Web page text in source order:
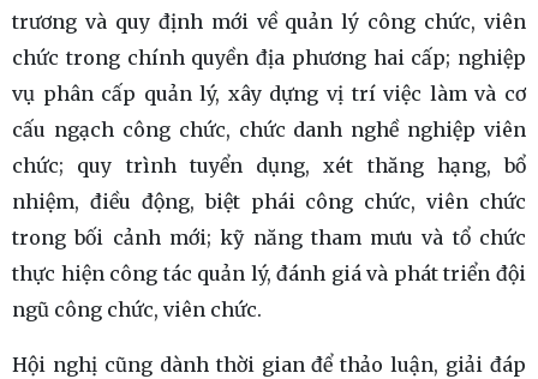
trương và quy định mới về quản lý công chức, viên
chức trong chính quyền địa phương hai cấp; nghiệp
vụ phân cấp quản lý, xây dựng vị trí việc làm và cơ
cấu ngạch công chức, chức danh nghề nghiệp viên
chức; quy trình tuyển dụng, xét thăng hạng, bổ
nhiệm, điều động, biệt phái công chức, viên chức
trong bối cảnh mới; kỹ năng tham mưu và tổ chức
thực hiện công tác quản lý, đánh giá và phát triển đội
ngũ công chức, viên chức.
Hội nghị cũng dành thời gian để thảo luận, giải đáp